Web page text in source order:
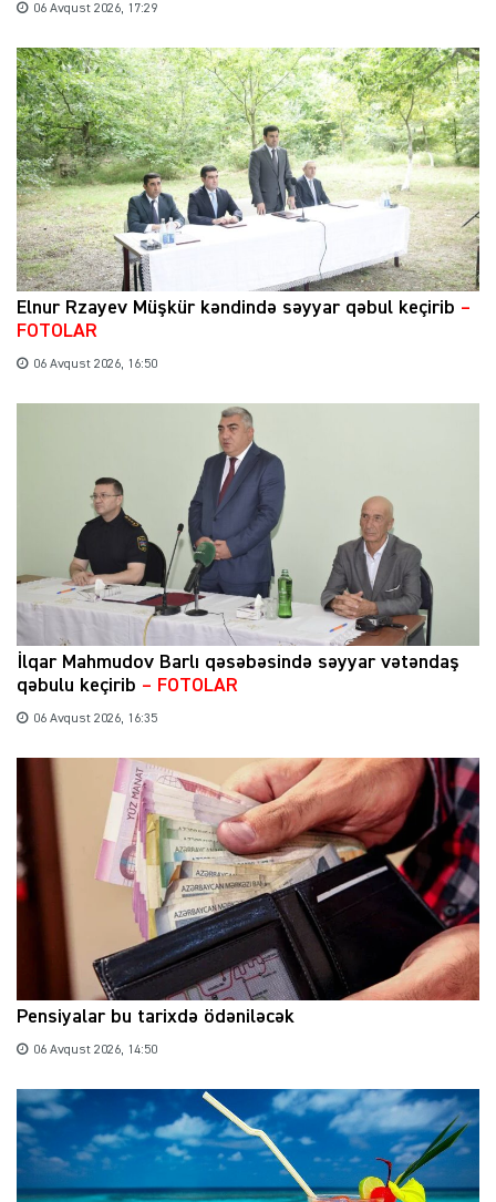
06 Avqust 2026, 17:29
Elnur Rzayev Müşkür kəndində səyyar qəbul keçirib –
FOTOLAR
06 Avqust 2026, 16:50
İlqar Mahmudov Barlı qəsəbəsində səyyar vətəndaş
qəbulu keçirib – FOTOLAR
06 Avqust 2026, 16:35
Pensiyalar bu tarixdə ödəniləcək
06 Avqust 2026, 14:50